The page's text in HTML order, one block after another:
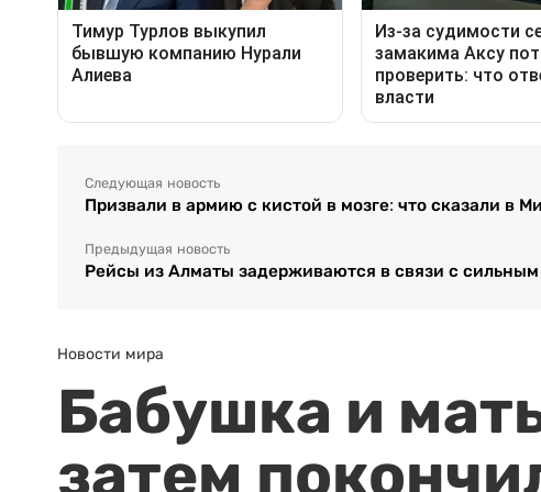
Следующая новость
Призвали в армию с кистой в мозге: что сказали в
Предыдущая новость
Рейсы из Алматы задерживаются в связи с сильным
Новости мира
Бабушка и
затем